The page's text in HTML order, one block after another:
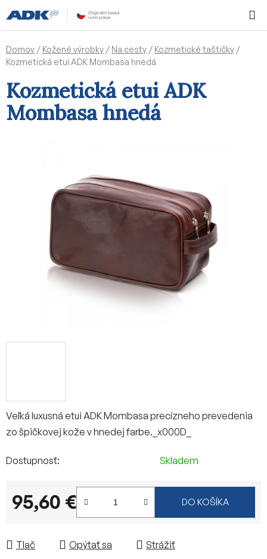
na
obsah
KOŠÍK
Domov / Kožené výrobky / Na cesty / Kozmetické taštičky /
Kozmetická etui ADK Mombasa hnedá
Veľká luxusná etui ADK Mombasa precízneho prevedenia
zo špičkovej kože v hnedej farbe._x000D_
Dostupnosť Skladem
95,60 €
Jednotková cena:
DO KOŠÍKA
Tlač Opýtať sa Strážiť
Kozmetická etui ADK
Mombasa hnedá